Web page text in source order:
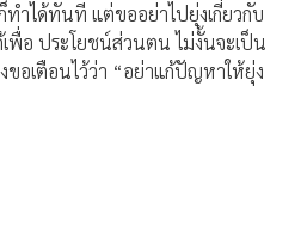
ทำได้ทันที แต่ขออย่าไปยุ่งเกี่ยวกับ
พื่อ ประโยชน์ส่วนตน ไม่งั้นจะเป็น
อเตือนไว้ว่า “อย่าแก้ปัญหาให้ยุ่ง